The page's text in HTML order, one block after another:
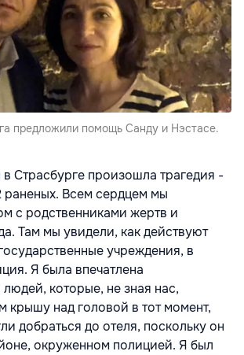
предложили помощь Санду и Нэстасе.
Страсбурге произошла трагедия -
раненых. Всем сердцем мы
с родственниками жертв и
Там мы увидели, как действуют
учреждения, в
Я была впечатлена
которые, не зная нас,
крышу над головой в тот момент,
добраться до отеля, поскольку он
окруженном полицией. Я был